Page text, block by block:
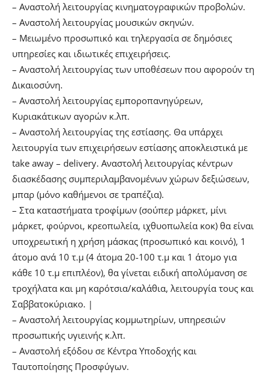
– Aναστολή λειτουργίας κινηματογραφικών προβολών.
– Αναστολή λειτουργίας μουσικών σκηνών.
– Μειωμένο προσωπικό και τηλεργασία σε δημόσιες
υπηρεσίες και ιδιωτικές επιχειρήσεις.
– Αναστολή λειτουργίας των υποθέσεων που αφορούν τη
Δικαιοσύνη.
– Αναστολή λειτουργίας εμποροπανηγύρεων,
Κυριακάτικων αγορών κ.λπ.
– Αναστολή λειτουργίας της εστίασης. Θα υπάρχει
λειτουργία των επιχειρήσεων εστίασης αποκλειστικά με
take away – delivery. Αναστολή λειτουργίας κέντρων
διασκέδασης συμπεριλαμβανομένων χώρων δεξιώσεων,
μπαρ (μόνο καθήμενοι σε τραπέζια).
– Στα καταστήματα τροφίμων (σούπερ μάρκετ, μίνι
μάρκετ, φούρνοι, κρεοπωλεία, ιχθυοπωλεία κοκ) θα είναι
υποχρεωτική η χρήση μάσκας (προσωπικό και κοινό), 1
άτομο ανά 10 τ.μ (4 άτομα 20-100 τ.μ και 1 άτομο για
κάθε 10 τ.μ επιπλέον), θα γίνεται ειδική απολύμανση σε
τροχήλατα και μη καρότσια/καλάθια, λειτουργία τους και
Σαββατοκύριακο. |
– Aναστολή λειτουργίας κομμωτηρίων, υπηρεσιών
προσωπικής υγιεινής κ.λπ.
– Αναστολή εξόδου σε Κέντρα Υποδοχής και
Ταυτοποίησης Προσφύγων.